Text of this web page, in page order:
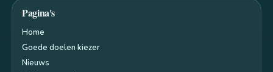
Pagina's
Home
Goede doelen kiezer
Nieuws